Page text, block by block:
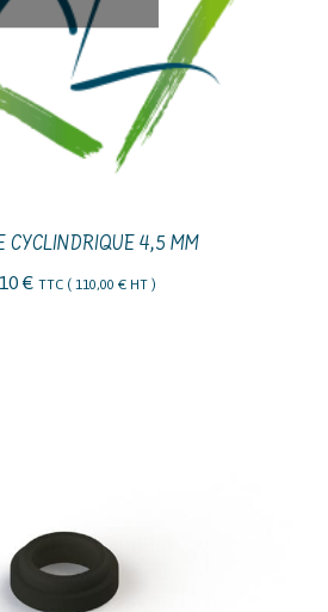
CYCLINDRIQUE 4,5 MM
€ TTC ( 110,00 €HT )